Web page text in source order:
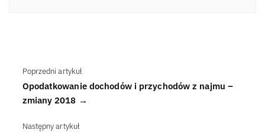
Poprzedni artykuł
Opodatkowanie dochodów i przychodów z najmu –
zmiany 2018 →
Następny artykuł